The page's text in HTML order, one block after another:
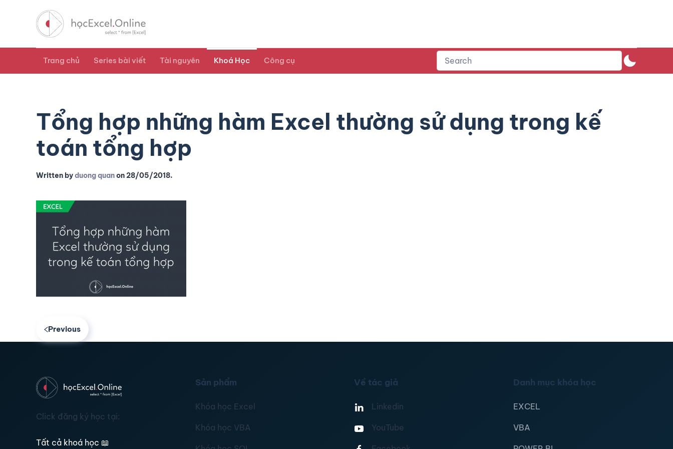
Trang chủ Series bài viết Tài nguyên Khoá Học Công cụ
Tổng hợp những hàm Excel thường sử dụng trong kế
toán tổng hợp
Written byduong quanon28/05/2018.
Previous
Click đăng ký học tại:
Tất cả khoá học 📖
Sản phẩm
Khóa học Excel
Khóa học VBA
Về tác giả
Linkedin
YouTube
Danh mục khóa học
EXCEL
VBA